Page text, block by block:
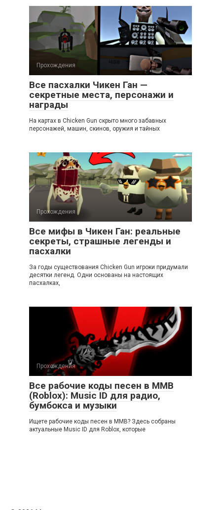
Прохождения
Все пасхалки Чикен Ган —
секретные места, персонажи и
награды
На картах в Chicken Gun скрыто много забавных
персонажей, машин, скинов, оружия и тайных
Прохождения
Все мифы в Чикен Ган: реальные
секреты, страшные легенды и
пасхалки
За годы существования Chicken Gun игроки придумали
десятки легенд. Одни основаны на настоящих
пасхалках,
Прохождения
Все рабочие коды песен в ММВ
(Roblox): Music ID для радио,
бумбокса и музыки
Ищете рабочие коды песен в ММВ? Здесь собраны
актуальные Music ID для Roblox, которые